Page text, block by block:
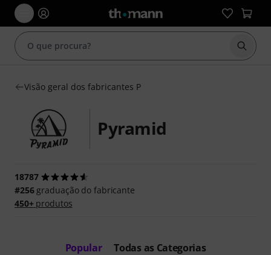
Iniciar
Visão geral dos fabricantes P
Pyramid
18787
#256graduação do fabricante
450+produtos
Popular Todas as Categorias